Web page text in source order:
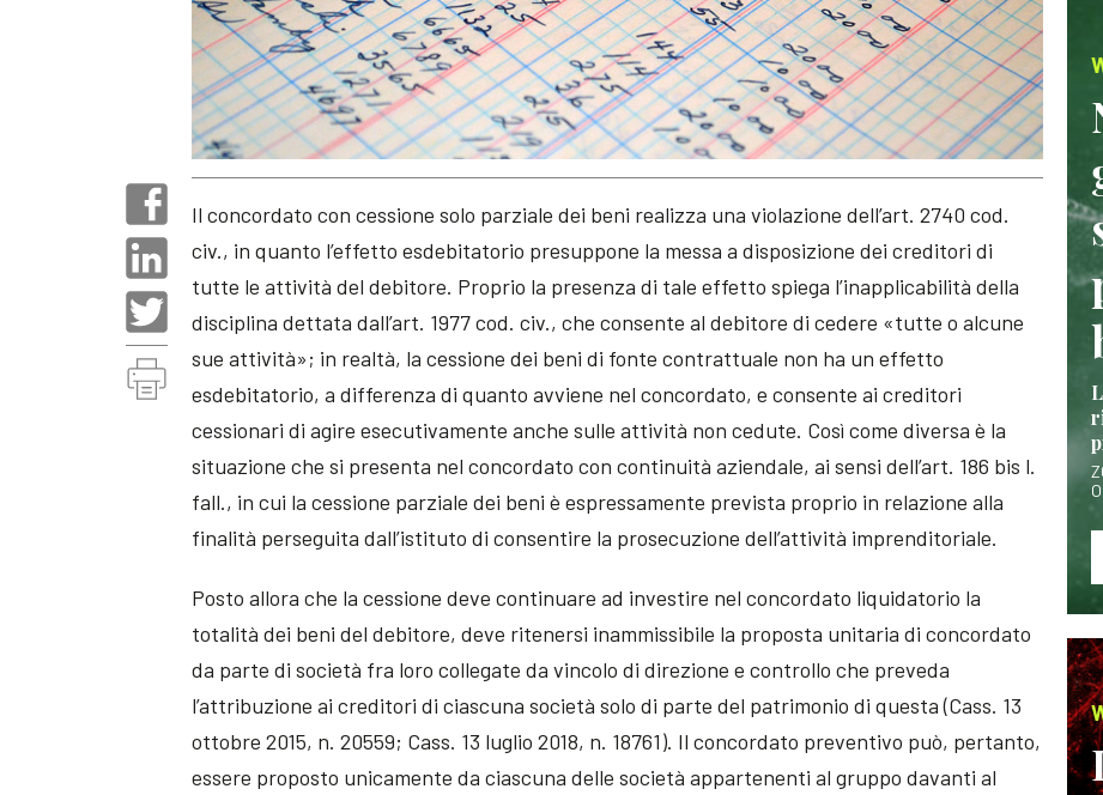
Il concordato con cessione solo parziale dei beni realizza una violazione dell’art. 2740 cod.
civ., in quanto l’effetto esdebitatorio presuppone la messa a disposizione dei creditori di
tutte le attività del debitore. Proprio la presenza di tale effetto spiega l’inapplicabilità della
disciplina dettata dall’art. 1977 cod. civ., che consente al debitore di cedere «tutte o alcune
sue attività»; in realtà, la cessione dei beni di fonte contrattuale non ha un effetto
esdebitatorio, a differenza di quanto avviene nel concordato, e consente ai creditori
cessionari di agire esecutivamente anche sulle attività non cedute. Così come diversa è la
situazione che si presenta nel concordato con continuità aziendale, ai sensi dell’art. 186 bis l.
fall., in cui la cessione parziale dei beni è espressamente prevista proprio in relazione alla
finalità perseguita dall’istituto di consentire la prosecuzione dell’attività imprenditoriale.
Posto allora che la cessione deve continuare ad investire nel concordato liquidatorio la
totalità dei beni del debitore, deve ritenersi inammissibile la proposta unitaria di concordato
da parte di società fra loro collegate da vincolo di direzione e controllo che preveda
l’attribuzione ai creditori di ciascuna società solo di parte del patrimonio di questa (Cass. 13
ottobre 2015, n. 20559; Cass. 13 luglio 2018, n. 18761). Il concordato preventivo può, pertanto,
essere proposto unicamente da ciascuna delle società appartenenti al gruppo davanti al